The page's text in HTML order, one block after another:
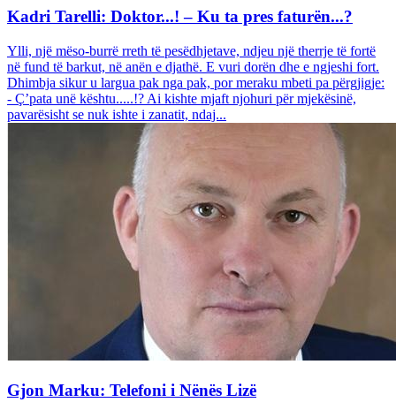
Kadri Tarelli: Doktor...! – Ku ta pres faturën...?
Ylli, një mëso-burrë rreth të pesëdhjetave, ndjeu një therrje të fortë
në fund të barkut, në anën e djathë. E vuri dorën dhe e ngjeshi fort.
Dhimbja sikur u largua pak nga pak, por meraku mbeti pa përgjigje:
- Ç’pata unë kështu.....!? Ai kishte mjaft njohuri për mjekësinë,
pavarësisht se nuk ishte i zanatit, ndaj...
Gjon Marku: Telefoni i Nënës Lizë